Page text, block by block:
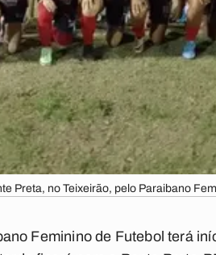
Preta, no Teixeirão, pelo Paraibano
Feminino de Futebol terá